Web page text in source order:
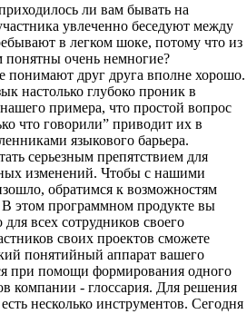
ли вам бывать на
увлеченно беседуют между
в легком шоке, потому что из
понятны очень немногие?
понимают друг друга вполне хорошо.
настолько глубоко проник в
примера, что простой вопрос
что говорили” приводит их в
языкового барьера.
серьезным препятствием для
изменений. Чтобы с нашими
обратимся к возможностям
этом программном продукте вы
всех сотрудников своего
своих проектов сможете
понятийный аппарат вашего
при помощи формирования одного
компании - глоссария. Для решения
несколько инструментов. Сегодня